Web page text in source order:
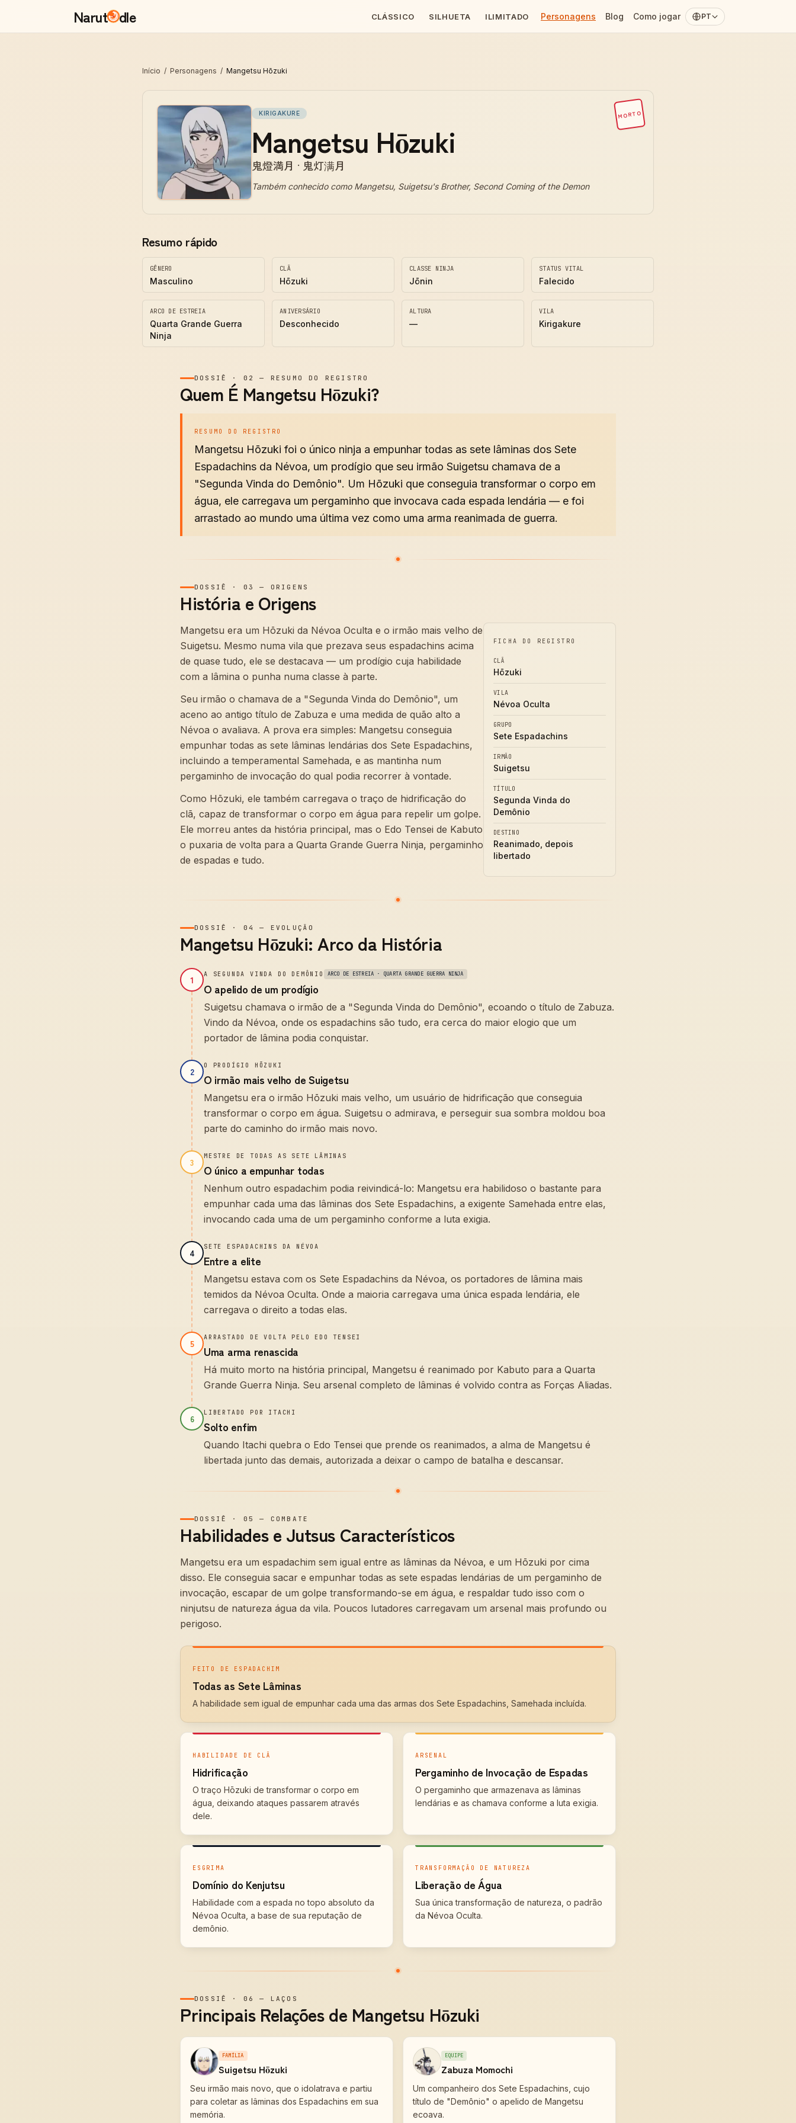
Narut dle CLÁSSICO SILHUETA ILIMITADO Personagens Blog Como jogar PT
Início / Personagens / Mangetsu Hōzuki
MORTO
KIRIGAKURE
Mangetsu Hōzuki
鬼燈満月 · 鬼灯满月
Também conhecido como Mangetsu, Suigetsu's Brother, Second Coming of the Demon
Resumo rápido
GÊNERO
Masculino
CLÃ
Hōzuki
CLASSE NINJA
Jōnin
STATUS VITAL
Falecido
ARCO DE ESTREIA
Quarta Grande Guerra
Ninja
ANIVERSÁRIO
Desconhecido
ALTURA
—
VILA
Kirigakure
DOSSIÊ · 02 — RESUMO DO REGISTRO
Quem É Mangetsu Hōzuki?
RESUMO DO REGISTRO
Mangetsu Hōzuki foi o único ninja a empunhar todas as sete lâminas dos Sete
Espadachins da Névoa, um prodígio que seu irmão Suigetsu chamava de a
"Segunda Vinda do Demônio". Um Hōzuki que conseguia transformar o corpo em
água, ele carregava um pergaminho que invocava cada espada lendária — e foi
arrastado ao mundo uma última vez como uma arma reanimada de guerra.
DOSSIÊ · 03 — ORIGENS
História e Origens
Mangetsu era um Hōzuki da Névoa Oculta e o irmão mais velho de
Suigetsu. Mesmo numa vila que prezava seus espadachins acima
de quase tudo, ele se destacava — um prodígio cuja habilidade
com a lâmina o punha numa classe à parte.
Seu irmão o chamava de a "Segunda Vinda do Demônio", um
aceno ao antigo título de Zabuza e uma medida de quão alto a
Névoa o avaliava. A prova era simples: Mangetsu conseguia
empunhar todas as sete lâminas lendárias dos Sete Espadachins,
incluindo a temperamental Samehada, e as mantinha num
pergaminho de invocação do qual podia recorrer à vontade.
Como Hōzuki, ele também carregava o traço de hidrificação do
clã, capaz de transformar o corpo em água para repelir um golpe.
Ele morreu antes da história principal, mas o Edo Tensei de Kabuto
o puxaria de volta para a Quarta Grande Guerra Ninja, pergaminho
de espadas e tudo.
FICHA DO REGISTRO
CLÃ
Hōzuki
VILA
Névoa Oculta
GRUPO
Sete Espadachins
IRMÃO
Suigetsu
TÍTULO
Segunda Vinda do
Demônio
DESTINO
Reanimado, depois
libertado
DOSSIÊ · 04 — EVOLUÇÃO
Mangetsu Hōzuki: Arco da História
1 A SEGUNDA VINDA DO DEMÔNIO ARCO DE ESTREIA · QUARTA GRANDE GUERRA NINJA
O apelido de um prodígio
Suigetsu chamava o irmão de a "Segunda Vinda do Demônio", ecoando o título de Zabuza.
Vindo da Névoa, onde os espadachins são tudo, era cerca do maior elogio que um
portador de lâmina podia conquistar.
2
O PRODÍGIO HŌZUKI
O irmão mais velho de Suigetsu
Mangetsu era o irmão Hōzuki mais velho, um usuário de hidrificação que conseguia
transformar o corpo em água. Suigetsu o admirava, e perseguir sua sombra moldou boa
parte do caminho do irmão mais novo.
3
MESTRE DE TODAS AS SETE LÂMINAS
O único a empunhar todas
Nenhum outro espadachim podia reivindicá-lo: Mangetsu era habilidoso o bastante para
empunhar cada uma das lâminas dos Sete Espadachins, a exigente Samehada entre elas,
invocando cada uma de um pergaminho conforme a luta exigia.
4
SETE ESPADACHINS DA NÉVOA
Entre a elite
Mangetsu estava com os Sete Espadachins da Névoa, os portadores de lâmina mais
temidos da Névoa Oculta. Onde a maioria carregava uma única espada lendária, ele
carregava o direito a todas elas.
5
ARRASTADO DE VOLTA PELO EDO TENSEI
Uma arma renascida
Há muito morto na história principal, Mangetsu é reanimado por Kabuto para a Quarta
Grande Guerra Ninja. Seu arsenal completo de lâminas é volvido contra as Forças Aliadas.
6
LIBERTADO POR ITACHI
Solto enfim
Quando Itachi quebra o Edo Tensei que prende os reanimados, a alma de Mangetsu é
libertada junto das demais, autorizada a deixar o campo de batalha e descansar.
DOSSIÊ · 05 — COMBATE
Habilidades e Jutsus Característicos
Mangetsu era um espadachim sem igual entre as lâminas da Névoa, e um Hōzuki por cima
disso. Ele conseguia sacar e empunhar todas as sete espadas lendárias de um pergaminho de
invocação, escapar de um golpe transformando-se em água, e respaldar tudo isso com o
ninjutsu de natureza água da vila. Poucos lutadores carregavam um arsenal mais profundo ou
perigoso.
FEITO DE ESPADACHIM
Todas as Sete Lâminas
A habilidade sem igual de empunhar cada uma das armas dos Sete Espadachins, Samehada incluída.
HABILIDADE DE CLÃ
Hidrificação
O traço Hōzuki de transformar o corpo em
água, deixando ataques passarem através
dele.
ARSENAL
Pergaminho de Invocação de Espadas
O pergaminho que armazenava as lâminas
lendárias e as chamava conforme a luta exigia.
ESGRIMA
Domínio do Kenjutsu
Habilidade com a espada no topo absoluto da
Névoa Oculta, a base de sua reputação de
demônio.
TRANSFORMAÇÃO DE NATUREZA
Liberação de Água
Sua única transformação de natureza, o padrão
da Névoa Oculta.
DOSSIÊ · 06 — LAÇOS
Principais Relações de Mangetsu Hōzuki
FAMÍLIA
Suigetsu Hōzuki
Seu irmão mais novo, que o idolatrava e partiu
para coletar as lâminas dos Espadachins em sua
memória.
EQUIPE
Zabuza Momochi
Um companheiro dos Sete Espadachins, cujo
título de "Demônio" o apelido de Mangetsu
ecoava.